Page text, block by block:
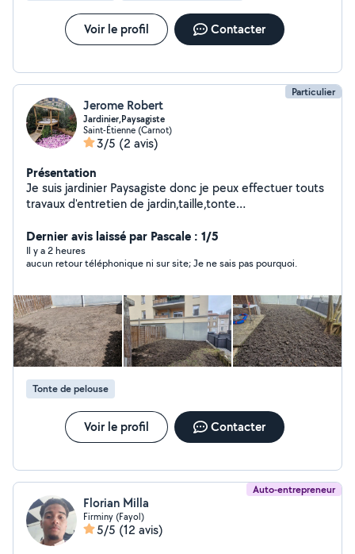
Voir le profil Contacter
Particulier
Jerome Robert
Jardinier,Paysagiste
Saint-Étienne (Carnot)
3/5 (2 avis)
Présentation
Je suis jardinier Paysagiste donc je peux effectuer touts
travaux d'entretien de jardin,taille,tonte
gazon,de massif.......
Dernier avis laissé par Pascale : 1/5
Il y a 2 heures
aucun retour téléphonique ni sur site; Je ne sais pas pourquoi.
Tonte de pelouse
Voir le profil Contacter
Auto-entrepreneur
Florian Milla
Firminy (Fayol)
5/5 (12 avis)